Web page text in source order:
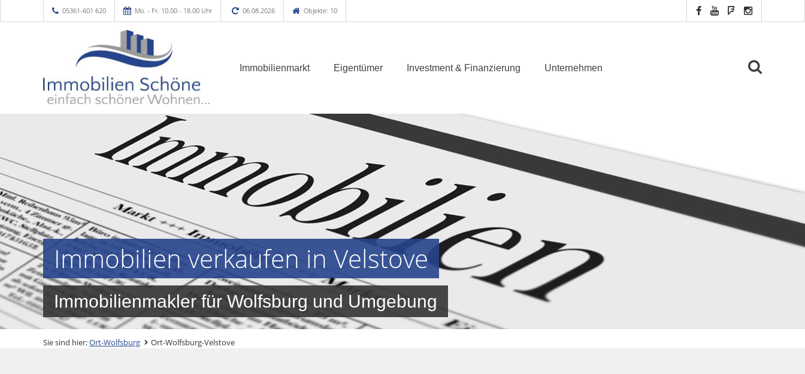
05361-601 620 Mo. - Fr. 10.00 - 18.00 Uhr 06.08.2026 Objekte: 10
Immobilienmarkt Eigentümer Investment & Finanzierung Unternehmen
Immobilien verkaufen in Velstove
Immobilienmakler für Wolfsburg und Umgebung
Sie sind hier:Ort-Wolfsburg Ort-Wolfsburg-Velstove